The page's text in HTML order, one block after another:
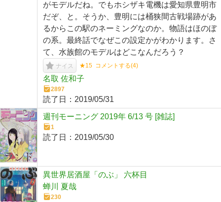
がモデルだね。でもホシザキ電機は愛知県豊明市
だぞ、と。そうか、豊明には桶狭間古戦場跡があ
るからこの駅のネーミングなのか。物語はほのぼ
の系。最終話でなぜこの設定かがわかります。さ
て、水族館のモデルはどこなんだろう？
ナイス ★15 コメントする(4)
名取 佐和子
2897
読了日： 2019/05/31
週刊モーニング 2019年 6/13 号 [雑誌]
1
読了日： 2019/05/30
異世界居酒屋「のぶ」 六杯目
蝉川 夏哉
230